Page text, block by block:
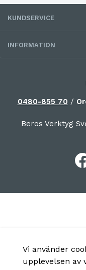
KUNDSERVICE
INFORMATION
0480-855 70 /
Beros Verktyg
Vi använder
upplevelsen av